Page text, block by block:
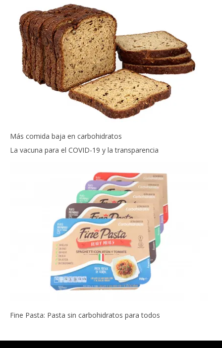
Más comida baja en carbohidratos
La vacuna para el COVID-19 y la transparencia
Fine Pasta: Pasta sin carbohidratos para todos